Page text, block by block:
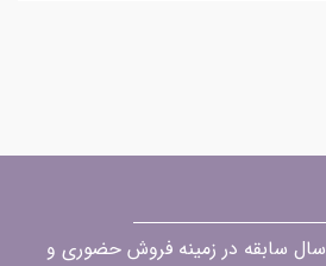
فروشگاه لیو با بیش از ۶ سال سابقه در زمینه فروش حضوری و